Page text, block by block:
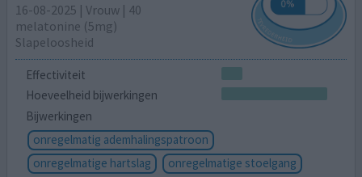
16-08-2025 | Vrouw | 40
melatonine (5mg)
Slapeloosheid
Effectiviteit
Hoeveelheid bijwerkingen
Bijwerkingen
onregelmatig ademhalingspatroon
onregelmatige hartslag
onregelmatige stoelgang